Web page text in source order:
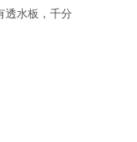
透水板，千分